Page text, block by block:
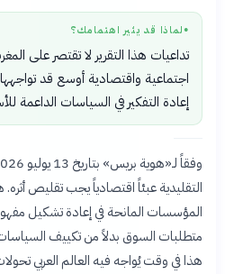
● لماذا قد يثير اهتمامك؟
تداعيات هذا التقرير لا تقتصر على
اجتماعية واقتصادية أوسع قد
إعادة التفكير في السياسات الداعمة
التقليدية عبئاً اقتصادياً يجب تقليص
المؤسسات المانحة في إعادة تشكيل
متطلبات السوق بدلاً من تكييف السياسات
هذا في وقت يُواجه فيه العالم العربي